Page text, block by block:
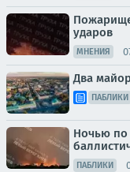
ударов
МНЕНИЯ
Два
ПАБЛИКИ
Ночью по
ПАБЛИКИ